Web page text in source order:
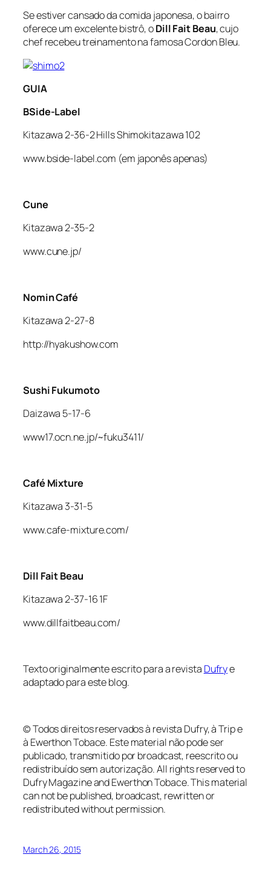
Se estiver cansado da comida japonesa, o bairro
oferece um excelente bistrô, oDill Fait Beau, cujo
chef recebeu treinamento na famosa Cordon Bleu.
GUIA
BSide-Label
Kitazawa 2-36-2 Hills Shimokitazawa 102
www.bside-label.com (em japonês apenas)
Cune
Kitazawa 2-35-2
www.cune.jp/
Nomin Café
Kitazawa 2-27-8
http://hyakushow.com
Sushi Fukumoto
Daizawa 5-17-6
www17.ocn.ne.jp/~fuku3411/
Café Mixture
Kitazawa 3-31-5
www.cafe-mixture.com/
Dill Fait Beau
Kitazawa 2-37-16 1F
www.dillfaitbeau.com/
Texto originalmente escrito para a revista Dufrye
adaptado para este blog.
© Todos direitos reservados à revista Dufry, à Trip e
à Ewerthon Tobace. Este material não pode ser
publicado, transmitido por broadcast, reescrito ou
redistribuído sem autorização.All rightsreservedto
Dufry Magazine andEwerthonTobace.This material
can not be published, broadcast, rewritten or
redistributedwithout permission.
March 26, 2015